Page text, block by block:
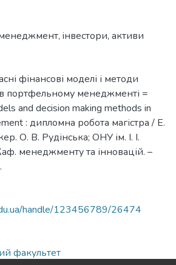
, iнвестори, активи
фінансові моделі і методи
портфельному менеджменті =
and decision making methods in
: дипломна робота магістра / Е.
О. В. Рудінська; ОНУ ім. І. І.
менеджменту та інновацій. –
handle/123456789/26474
факультет